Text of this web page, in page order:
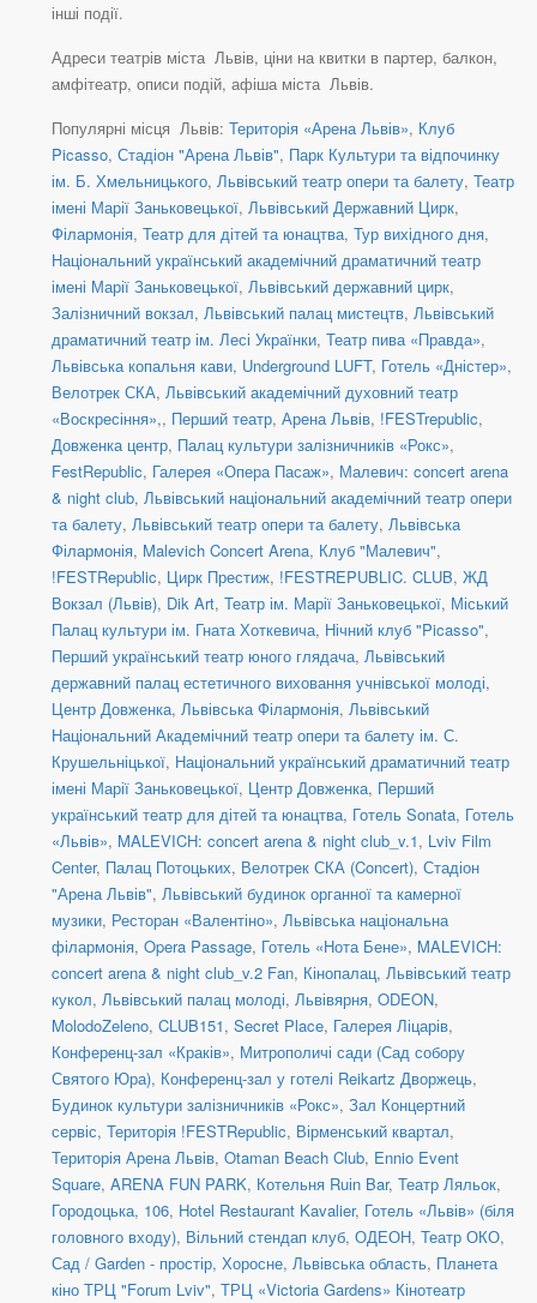
інші події.
Адреси театрів міста Львів, ціни на квитки в партер, балкон,
амфітеатр, описи подій, афіша міста Львів.
Популярні місця Львів: Територія «Арена Львів», Клуб
Picasso, Стадіон "Арена Львів", Парк Культури та відпочинку
ім. Б. Хмельницького, Львівський театр опери та балету, Театр
імені Марії Заньковецької, Львівський Державний Цирк,
Філармонія, Театр для дітей та юнацтва, Тур вихідного дня,
Національний український академічний драматичний театр
імені Марії Заньковецької, Львівський державний цирк,
Залізничний вокзал, Львівський палац мистецтв, Львівський
драматичний театр ім. Лесі Українки, Театр пива «Правда»,
Львівська копальня кави, Underground LUFT, Готель «Дністер»,
Велотрек СКА, Львівський академічний духовний театр
«Воскресіння»,, Перший театр, Арена Львів, !FESTrepublic,
Довженка центр, Палац культури залізничників «Рокс»,
FestRepublic, Галерея «Опера Пасаж», Малевич: concert arena
& night club, Львівський національний академічний театр опери
та балету, Львівський театр опери та балету, Львівська
Філармонія, Malevich Concert Arena, Клуб "Малевич",
!FESTRepublic, Цирк Престиж, !FESTREPUBLIC. CLUB, ЖД
Вокзал (Львів), Dik Art, Театр ім. Марії Заньковецької, Міський
Палац культури ім. Гната Хоткевича, Нічний клуб "Picasso",
Перший український театр юного глядача, Львівський
державний палац естетичного виховання учнівської молоді,
Центр Довженка, Львівська Філармонія, Львівський
Національний Академічний театр опери та балету ім. С.
Крушельніцької, Національний український драматичний театр
імені Марії Заньковецької, Центр Довженка, Перший
український театр для дітей та юнацтва, Готель Sonata, Готель
«Львів», MALEVICH: concert arena & night club_v.1, Lviv Film
Center, Палац Потоцьких, Велотрек СКА (Concert), Стадіон
"Арена Львів", Львівський будинок органної та камерної
музики, Ресторан «Валентіно», Львівська національна
філармонія, Opera Passage, Готель «Нота Бене», MALEVICH:
concert arena & night club_v.2 Fan, Кінопалац, Львівський театр
кукол, Львівський палац молоді, Львівярня, ODEON,
MolodoZeleno, CLUB151, Secret Place, Галерея Ліцарів,
Конференц-зал «Краків», Митрополичі сади (Сад собору
Святого Юра), Конференц-зал у готелі Reikartz Дворжець,
Будинок культури залізничників «Рокс», Зал Концертний
сервіс, Територія !FESTRepublic, Вірменський квартал,
Територія Арена Львів, Otaman Beach Club, Ennio Event
Square, ARENA FUN PARK, Котельня Ruіn Bar, Театр Ляльок,
Городоцька, 106, Hotel Restaurant Kavalier, Готель «Львів» (біля
головного входу), Вільний стендап клуб, ОДЕОН, Театр ОКО,
Сад / Garden - простір, Хоросне, Львівська область, Планета
кіно ТРЦ "Forum Lviv", ТРЦ «Victoria Gardens» Кінотеатр